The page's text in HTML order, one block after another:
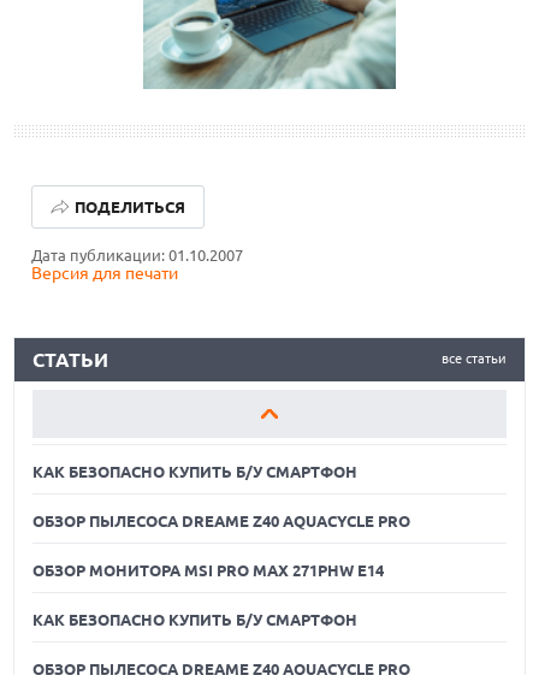
Дата публикации: 01.10.2007
Версия для печати
ПОДЕЛИТЬСЯ
все статьи
СТАТЬИ
ОБЗОР ПЫЛЕСОСА DREAME Z40 AQUACYCLE PRO
ОБЗОР МОНИТОРА MSI PRO MAX 271PHW E14
ОБЗОР МОНИТОРА MSI PRO MAX 271PHW E14
КАК БЕЗОПАСНО КУПИТЬ Б/У СМАРТФОН
ОБЗОР ПЫЛЕСОСА DREAME Z40 AQUACYCLE PRO
ОБЗОР МОНИТОРА MSI PRO MAX 271PHW E14
КАК БЕЗОПАСНО КУПИТЬ Б/У СМАРТФОН
ОБЗОР ПЫЛЕСОСА DREAME Z40 AQUACYCLE PRO
06.08.2026